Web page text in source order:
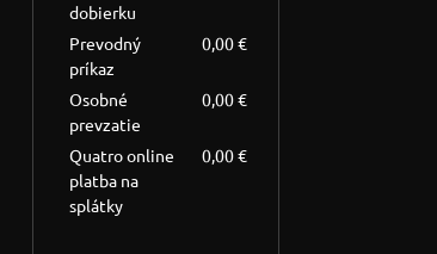
dobierku
Prevodný
príkaz
0,00 €
Osobné
prevzatie
0,00 €
Quatro online
platba na
splátky
0,00 €